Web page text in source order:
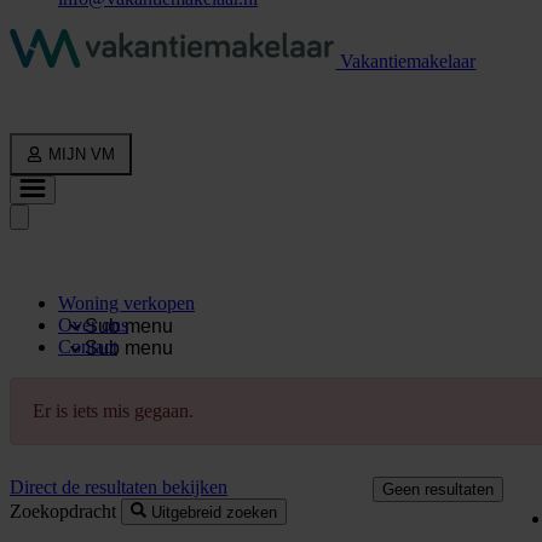
Vakantiemakelaar
MIJN VM
Woning verkopen
Sub menu
Over ons
Sub menu
Contact
Er is iets mis gegaan.
Direct de resultaten bekijken
Zoekopdracht
Uitgebreid zoeken
Geen resultaten